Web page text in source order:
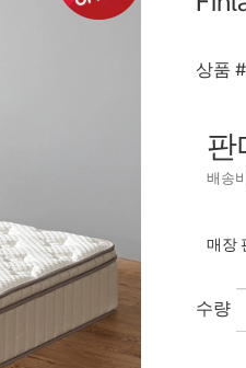
상품 #
판
배송
매장
수량